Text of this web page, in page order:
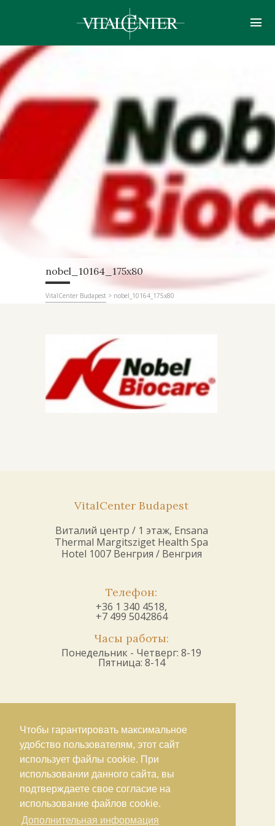
Чтобы гарантировать максимальное
удобство пользователям, этот сайт
использует файлы cookie. При
использовании данного сайта, вы
подтверждаете свое согласие на
использование файлов cookie.
Дополнительная информация
nobel_10164_175x80
VitalCenter Budapest > nobel_10164_175x80
VitalCenter Budapest
Виталий центр / 1 этаж, Ensana
Thermal Margitsziget Health Spa
Hotel 1007 Венгрия / Венгрия
Телефон:
+36 1 340 4518,
+7 499 5042864
Часы работы:
Понедельник - Четверг: 8-19
Пятница: 8-14